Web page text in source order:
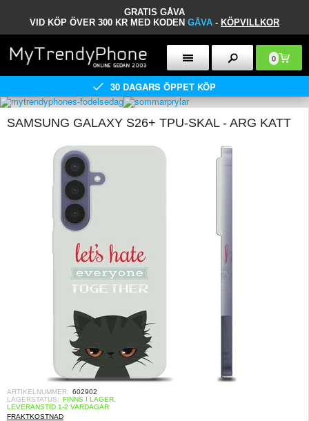
GRATIS GÅVA
VID KÖP ÖVER 300 KR MED KODEN GÅVA - KÖPVILLKOR
0
30 DAGARS ÖPPET KÖP
SAMSUNG GALAXY S26+ TPU-SKAL - ARG KATT
ARTIKELNUMMER: 602902
LAGERSTATUS: FINNS I LAGER.
LEVERANSTID 1-2 VARDAGAR
FRAKTKOSTNAD